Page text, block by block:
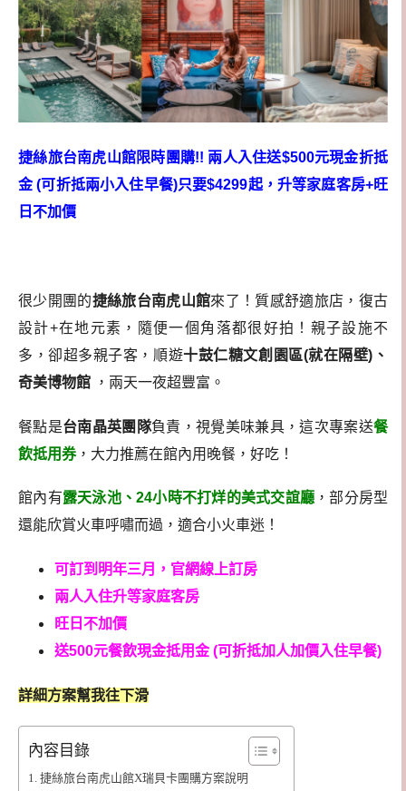
捷絲旅台南虎山館限時團購!! 兩人入住送$500元現金折抵
金 (可折抵兩小入住早餐)只要$4299起，升等家庭客房+旺
日不加價
很少開團的捷絲旅台南虎山館來了！質感舒適旅店，復古
設計+在地元素，隨便一個角落都很好拍！親子設施不
多，卻超多親子客，順遊十鼓仁糖文創園區(就在隔壁)、
奇美博物館 ，兩天一夜超豐富。
餐點是台南晶英團隊負責，視覺美味兼具，這次專案送餐
飲抵用券，大力推薦在館內用晚餐，好吃！
館內有露天泳池、24小時不打烊的美式交誼廳 ，部分房型
還能欣賞火車呼嘯而過，適合小火車迷！
可訂到明年三月，官網線上訂房
兩人入住升等家庭客房
旺日不加價
送500元餐飲現金抵用金 (可折抵加人加價入住早餐)
詳細方案幫我往下滑
內容目錄
捷絲旅台南虎山館X瑞貝卡團購方案說明